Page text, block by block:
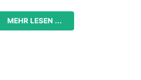
MEHR LESEN ...